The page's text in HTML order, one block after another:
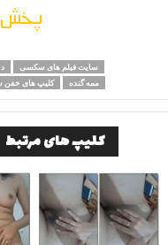
پخش
سایت فیلم های سکسی
کلیپ های ممه گنده
کلیپ های مرتبط